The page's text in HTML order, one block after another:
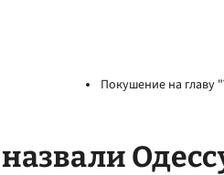
Покушение на главу